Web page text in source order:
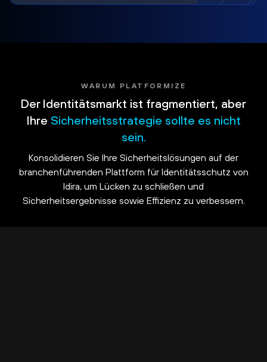
WARUM PLATFORMIZE
Der Identitätsmarkt ist fragmentiert, aber
Ihre Sicherheitsstrategie sollte es nicht
sein.
Konsolidieren Sie Ihre Sicherheitslösungen auf der
branchenführenden Plattform für Identitätsschutz von
Idira, um Lücken zu schließen und
Sicherheitsergebnisse sowie Effizienz zu verbessern.